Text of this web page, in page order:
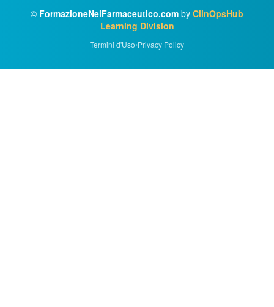
© FormazioneNelFarmaceutico.com by ClinOpsHub
Learning Division
Termini d'Uso•Privacy Policy